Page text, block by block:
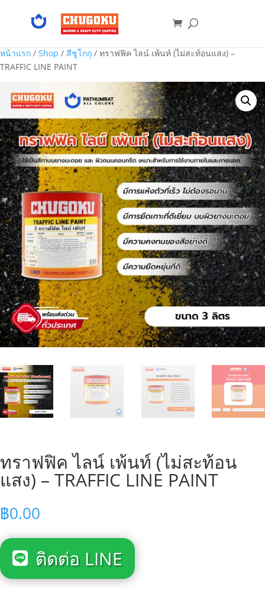
หน้าแรก / Shop / สีชูโกกุ / ทราฟฟิค ไลน์ เพ้นท์ (ไม่สะท้อนแสง) –
TRAFFIC LINE PAINT
ทราฟฟิค ไลน์ เพ้นท์ (ไม่สะท้อน
แสง) – TRAFFIC LINE PAINT
฿0.00
ติดต่อ LINE